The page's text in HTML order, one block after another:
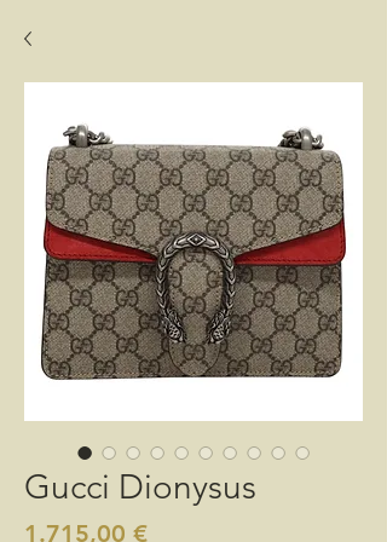
Gucci Dionysus
1.715,00 €Preis